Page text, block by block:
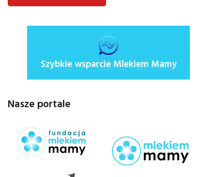
Szybkie wsparcie Mlekiem Mamy
Nasze portale